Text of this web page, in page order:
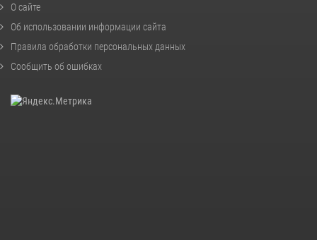
О сайте
Об использовании информации сайта
Правила обработки персональных данных
Сообщить об ошибках